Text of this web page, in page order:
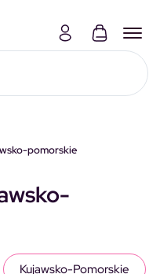
pomorskie
Kujawsko-Pomorskie